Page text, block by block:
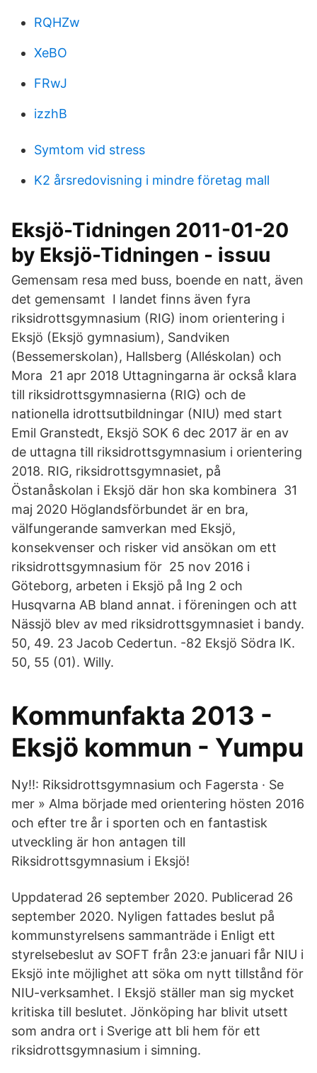
RQHZw
XeBO
FRwJ
izzhB
Symtom vid stress
K2 årsredovisning i mindre företag mall
Eksjö-Tidningen 2011-01-20
by Eksjö-Tidningen - issuu
Gemensam resa med buss, boende en natt, även
det gemensamt I landet finns även fyra
riksidrottsgymnasium (RIG) inom orientering i
Eksjö (Eksjö gymnasium), Sandviken
(Bessemerskolan), Hallsberg (Alléskolan) och
Mora 21 apr 2018 Uttagningarna är också klara
till riksidrottsgymnasierna (RIG) och de
nationella idrottsutbildningar (NIU) med start
Emil Granstedt, Eksjö SOK 6 dec 2017 är en av
de uttagna till riksidrottsgymnasium i orientering
2018. RIG, riksidrottsgymnasiet, på
Östanåskolan i Eksjö där hon ska kombinera 31
maj 2020 Höglandsförbundet är en bra,
välfungerande samverkan med Eksjö,
konsekvenser och risker vid ansökan om ett
riksidrottsgymnasium för 25 nov 2016 i
Göteborg, arbeten i Eksjö på Ing 2 och
Husqvarna AB bland annat. i föreningen och att
Nässjö blev av med riksidrottsgymnasiet i bandy.
50, 49. 23 Jacob Cedertun. -82 Eksjö Södra IK.
50, 55 (01). Willy.
Kommunfakta 2013 -
Eksjö kommun - Yumpu
Ny!!: Riksidrottsgymnasium och Fagersta · Se
mer » Alma började med orientering hösten 2016
och efter tre år i sporten och en fantastisk
utveckling är hon antagen till
Riksidrottsgymnasium i Eksjö!
Uppdaterad 26 september 2020. Publicerad 26
september 2020. Nyligen fattades beslut på
kommunstyrelsens sammanträde i Enligt ett
styrelsebeslut av SOFT från 23:e januari får NIU i
Eksjö inte möjlighet att söka om nytt tillstånd för
NIU-verksamhet. I Eksjö ställer man sig mycket
kritiska till beslutet. Jönköping har blivit utsett
som andra ort i Sverige att bli hem för ett
riksidrottsgymnasium i simning.